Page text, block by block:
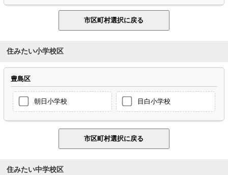
住みたい小学校区
豊島区
朝日小学校 目白小学校
住みたい中学校区